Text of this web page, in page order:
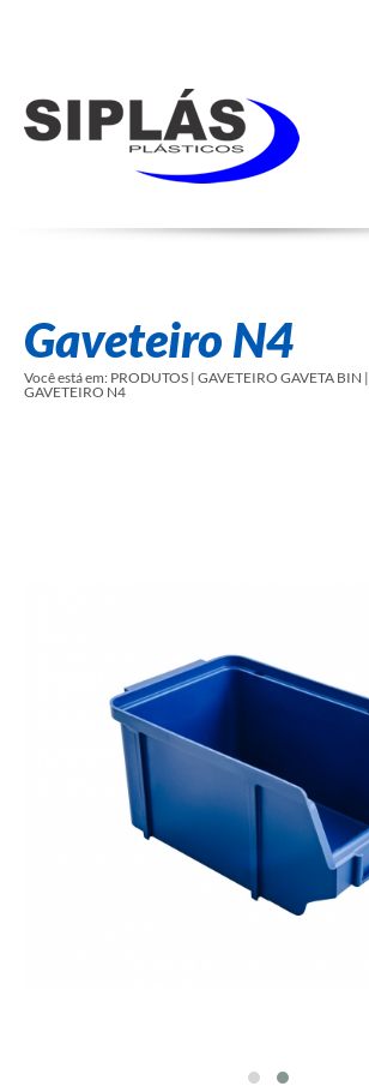
Gaveteiro N4
Você está em: PRODUTOS | GAVETEIRO GAVETA BIN |
GAVETEIRO N4